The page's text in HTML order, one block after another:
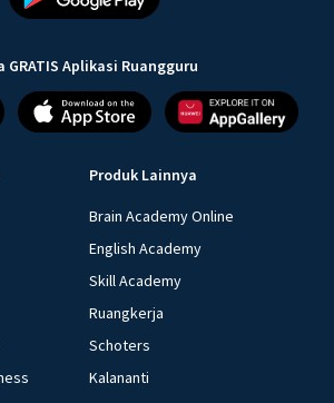
GRATIS Aplikasi Ruangguru
Produk Lainnya
Brain Academy Online
English Academy
Skill Academy
Ruangkerja
Schoters
Kalananti